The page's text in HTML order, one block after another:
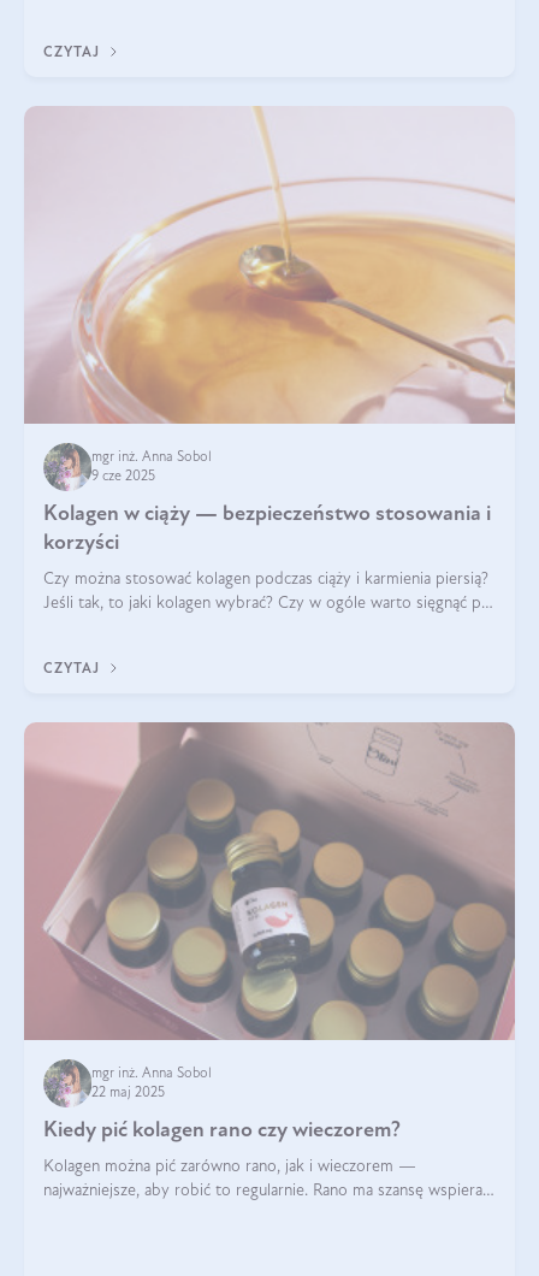
CZYTAJ
mgr inż. Anna Sobol
9 cze 2025
Kolagen w ciąży — bezpieczeństwo stosowania i
korzyści
Czy można stosować kolagen podczas ciąży i karmienia piersią?
Jeśli tak, to jaki kolagen wybrać? Czy w ogóle warto sięgnąć po
CZYTAJ
mgr inż. Anna Sobol
22 maj 2025
Kiedy pić kolagen rano czy wieczorem?
Kolagen można pić zarówno rano, jak i wieczorem —
najważniejsze, aby robić to regularnie. Rano ma szansę wspierać